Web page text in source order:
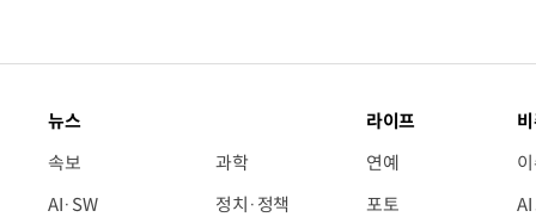
뉴스
속보
AI·SW
과학
정치·정책
라이프
연예
포토